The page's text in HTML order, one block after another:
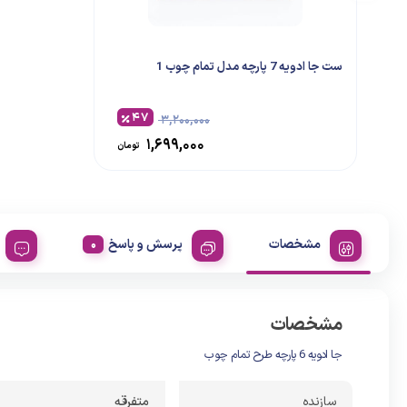
ست جا ادویه 7 پارچه مدل تمام چوب 1
۳,۲۰۰,۰۰۰
۱,۶۹۹,۰۰۰ تومان
۴۷
مشخصات پرسش و پاسخ
مشخصات
جا ادویه 6 پارچه طرح تمام چوب
سازنده متفرقه